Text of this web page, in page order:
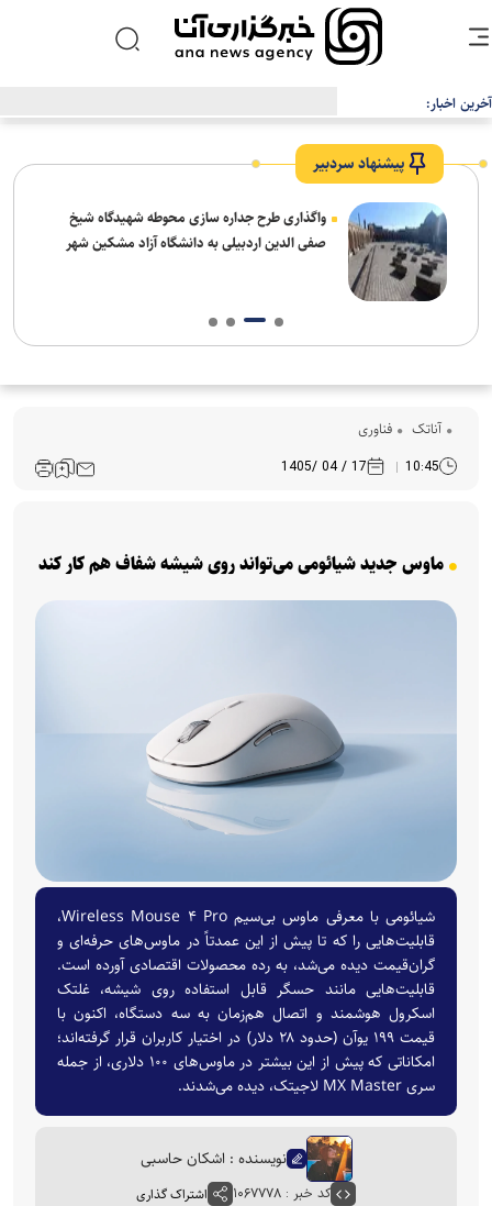
آخرین اخبار:
پیشنهاد سردبیر
واگذاری طرح جداره سازی محوطه شهیدگاه شیخ
صفی الدین اردبیلی به دانشگاه آزاد مشکین شهر
آناتک فناوری
10:45
17 / 04 /1405
ماوس جدید شیائومی می‌تواند روی شیشه شفاف هم کار کند
شیائومی با معرفی ماوس بی‌سیم Wireless Mouse ۴ Pro،
قابلیت‌هایی را که تا پیش از این عمدتاً در ماوس‌های حرفه‌ای و
گران‌قیمت دیده می‌شد، به رده محصولات اقتصادی آورده است.
قابلیت‌هایی مانند حسگر قابل استفاده روی شیشه، غلتک
اسکرول هوشمند و اتصال هم‌زمان به سه دستگاه، اکنون با
قیمت ۱۹۹ یوآن (حدود ۲۸ دلار) در اختیار کاربران قرار گرفته‌اند؛
امکاناتی که پیش از این بیشتر در ماوس‌های ۱۰۰ دلاری، از جمله
سری MX Master لاجیتک، دیده می‌شدند.
نویسنده : اشکان حاسبی
کد خبر : ۱۰۶۷۷۷۸ اشتراک گذاری